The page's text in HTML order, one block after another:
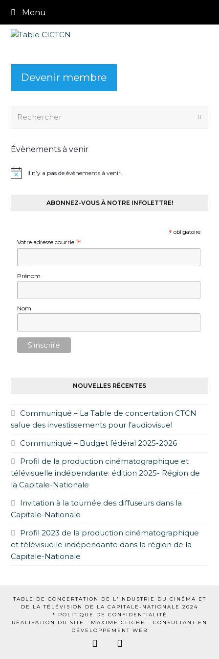
Menu
Devenir membre
Évènements à venir
Il n’y a pas de évènements à venir.
ABONNEZ-VOUS À NOTRE INFOLETTRE!
*obligatoire
Votre adresse courriel *
Prénom
Nom
NOUVELLES RÉCENTES
Communiqué – La Table de concertation CTCN
salue des investissements pour l’audiovisuel
Communiqué – Budget fédéral 2025-2026
Profil de la production cinématographique et
télévisuelle indépendante: édition 2025- Région de
la Capitale-Nationale
Invitation à la tournée des diffuseurs dans la
Capitale-Nationale
Profil 2023 de la production cinématographique
et télévisuelle indépendante dans la région de la
Capitale-Nationale
TABLE DE CONCERTATION DE L'INDUSTRIE DU CINÉMA ET
DE LA TÉLÉVISION DE LA CAPITALE-NATIONALE 2024
* POLITIQUE DE CONFIDENTIALITÉ
RÉALISATION DU SITE : MAXIME CLICHE - CONSULTANT EN
DÉVELOPPEMENT WEB